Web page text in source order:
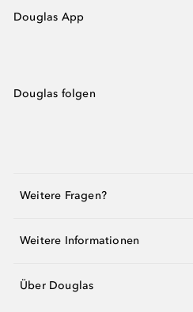
Douglas App
Douglas folgen
Weitere Fragen?
Weitere Informationen
Über Douglas